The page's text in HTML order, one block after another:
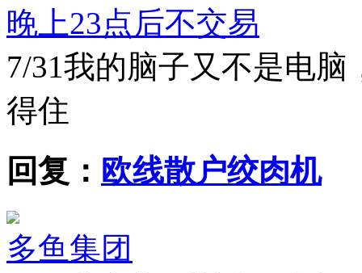
晚上23点后不交易
7/31我的脑子又不是电脑
得住
回复： 欧线散户绞肉机
多鱼集团